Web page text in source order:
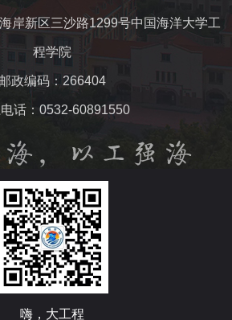
岸新区三沙路1299号中国海洋大学工
程学院
邮政编码：266404
话：0532-60891550
嗨，大工程